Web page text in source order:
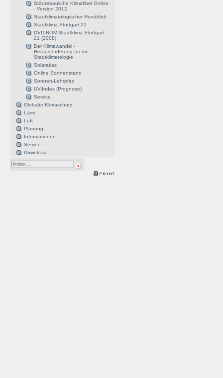
Städtebauliche Klimafibel Online
- Version 2012
Stadtklimatologischer Rundblick
Stadtklima Stuttgart 21
DVD-ROM Stadtklima Stuttgart
21 (2008)
Der Klimawandel -
Herausforderung für die
Stadtklimatologie
Solaratlas
Online Sonnenstand
Sonnen-Lehrpfad
UV-Index (Prognose)
Service
Globaler Klimaschutz
Lärm
Luft
Planung
Informationen
Service
Download